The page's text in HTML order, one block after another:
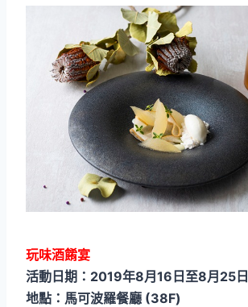
玩味酒餚宴
活動日期：2019年8月16日至8月25日
地點：馬可波羅餐廳 (38F)